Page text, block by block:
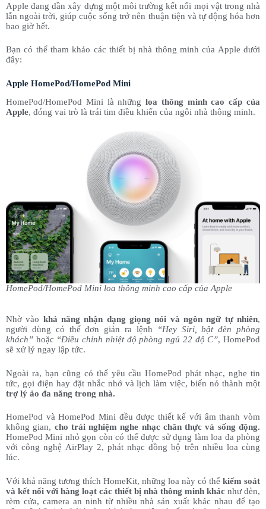
Apple đang dần xây dựng một môi trường kết nối mọi vật trong nhà
lẫn ngoài trời, giúp cuộc sống trở nên thuận tiện và tự động hóa hơn
bao giờ hết.
Bạn có thể tham khảo các thiết bị nhà thông minh của Apple dưới
đây:
Apple HomePod/HomePod Mini
HomePod/HomePod Mini là nhữngloa thông minh cao cấp của
Apple, đóng vai trò là trái tim điều khiển của ngôi nhà thông minh.
HomePod/HomePod Mini loa thông minh cao cấp của Apple
Nhờ vào khả năng nhận dạng giọng nói và ngôn ngữ tự nhiên,
người dùng có thể đơn giản ra lệnh
“Hey Siri, bật đèn phòng
khách” hoặc “Điều chỉnh nhiệt độ phòng ngủ 22 độ C”, HomePod
sẽ xử lý ngay lập tức.
Ngoài ra, bạn cũng có thể yêu cầu HomePod phát nhạc, nghe tin
tức, gọi điện hay đặt nhắc nhở và lịch làm việc, biến nó thành một
trợ lý ảo đa năng trong nhà.
HomePod và HomePod Mini đều được thiết kế với âm thanh vòm
không gian, cho trải nghiệm nghe nhạc chân thực và sống động.
HomePod Mini nhỏ gọn còn có thể được sử dụng làm loa đa phòng
với công nghệ AirPlay 2, phát nhạc đồng bộ trên nhiều loa cùng
lúc.
Với khả năng tương thích HomeKit, những loa này có thể kiểm soát
và kết nối với hàng loạt các thiết bị nhà thông minh khác như đèn,
rèm cửa, camera an ninh từ nhiều nhà sản xuất khác nhau để tạo